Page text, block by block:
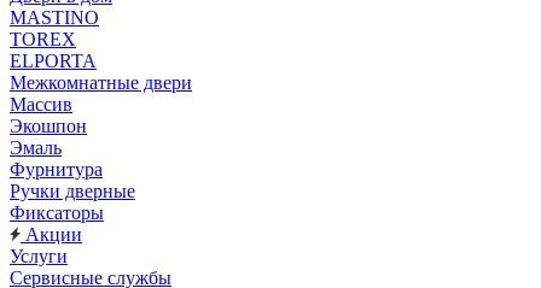
MASTINO
TOREX
ELPORTA
Межкомнатные двери
Массив
Экошпон
Эмаль
Фурнитура
Ручки дверные
Фиксаторы
Акции
Услуги
Сервисные службы